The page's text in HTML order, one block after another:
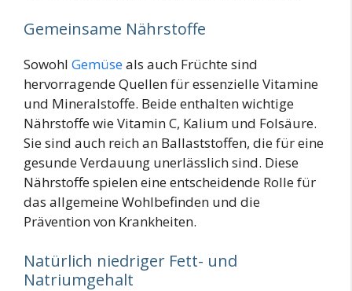
Gemeinsame Nährstoffe
Sowohl Gemüseals auch Früchte sind
hervorragende Quellen für essenzielle Vitamine
und Mineralstoffe. Beide enthalten wichtige
Nährstoffe wie Vitamin C, Kalium und Folsäure.
Sie sind auch reich an Ballaststoffen, die für eine
gesunde Verdauung unerlässlich sind. Diese
Nährstoffe spielen eine entscheidende Rolle für
das allgemeine Wohlbefinden und die
Prävention von Krankheiten.
Natürlich niedriger Fett- und
Natriumgehalt